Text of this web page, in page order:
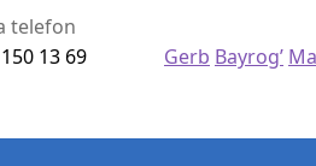
telefon
13 69
Gerb Bayrog’